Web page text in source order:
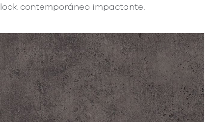
look contemporáneo impactante.